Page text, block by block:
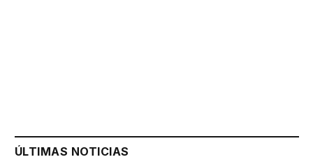
ÚLTIMAS NOTICIAS